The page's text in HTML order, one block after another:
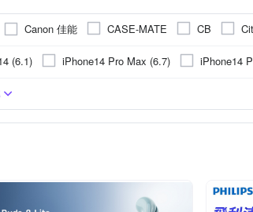
Canon 佳能 CASE-MATE CB
GOR Hamlet HH 草本新淨界
Q哥 Rearth RedMoon Ringke
(6.1) iPhone14 Pro Max (6.7) iPhone14
iPhone 16 Plus vivo系列 小米系列
iPhone 11 Pro Max
)面
機吊飾
罩